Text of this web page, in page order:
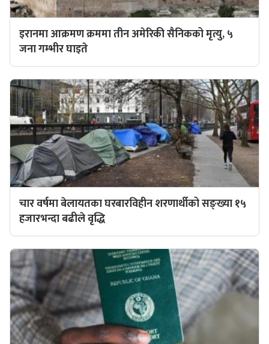
इरानमा आक्रमण क्रममा तीन अमेरिकी सैनिकको मृत्यु, ५
जना गम्भीर घाइते
चार वर्षमा बेलायतका घरबारविहीन शरणार्थीको सङ्ख्या १५
हजारभन्दा बढीले वृद्धि